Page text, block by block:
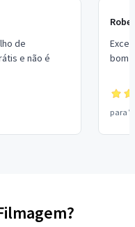
de
e não é
bom
para